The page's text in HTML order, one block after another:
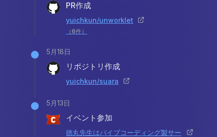
PR作成
yuichkun/unworklet
（6件）
5月18日
リポジトリ作成
yuichkun/suara
5月13日
イベント参加
徳丸先生はバイブコーディング製サー